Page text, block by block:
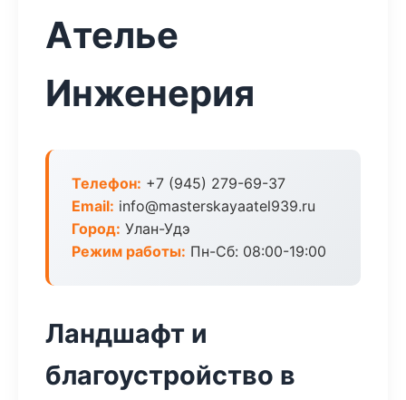
Ателье
Инженерия
Телефон: +7 (945) 279-69-37
Email: info@masterskayaatel939.ru
Город: Улан-Удэ
Режим работы: Пн-Сб: 08:00-19:00
Ландшафт и
благоустройство в